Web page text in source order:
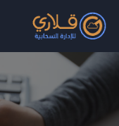
انتقال إلى المحتوى